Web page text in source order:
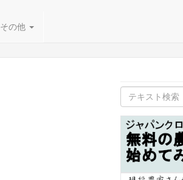
その他